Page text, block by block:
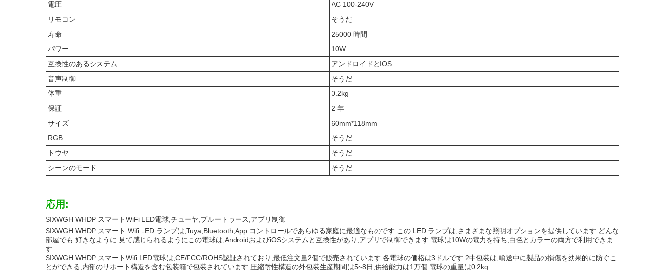
電圧
AC 100-240V
リモコン
そうだ
寿命
25000 時間
パワー
10W
互換性のあるシステム
アンドロイドとIOS
音声制御
そうだ
体重
0.2kg
保証
2 年
サイズ
60mm*118mm
RGB
そうだ
トウヤ
そうだ
シーンのモード
そうだ
応用:
SIXWGH WHDP スマートWiFi LED電球,チューヤ,ブルートゥース,アプリ制御
SIXWGH WHDP スマート Wifi LED ランプは,Tuya,Bluetooth,App コントロールであらゆる家庭に最適なものです.この LED ランプは,さまざまな照明オプションを提供しています.どんな
部屋でも 好きなように 見て感じられるようにこの電球は,AndroidおよびiOSシステムと互換性があり,アプリで制御できます.電球は10Wの電力を持ち,白色とカラーの両方で利用できま
す.
SIXWGH WHDP スマートWifi LED電球は,CE/FCC/ROHS認証されており,最低注文量2個で販売されています.各電球の価格は3ドルです.2中包装は,輸送中に製品の損傷を効果的に防ぐこ
とができる,内部のサポート構造を含む包装箱で包装されています.圧縮耐性構造の外包装生産期間は5~8日,供給能力は1万個.電球の重量は0.2kg.